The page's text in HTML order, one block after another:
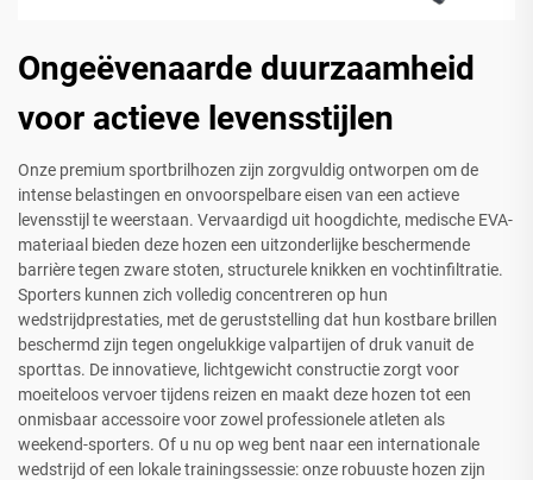
Ongeëvenaarde duurzaamheid
voor actieve levensstijlen
Onze premium sportbrilhozen zijn zorgvuldig ontworpen om de
intense belastingen en onvoorspelbare eisen van een actieve
levensstijl te weerstaan. Vervaardigd uit hoogdichte, medische EVA-
materiaal bieden deze hozen een uitzonderlijke beschermende
barrière tegen zware stoten, structurele knikken en vochtinfiltratie.
Sporters kunnen zich volledig concentreren op hun
wedstrijdprestaties, met de geruststelling dat hun kostbare brillen
beschermd zijn tegen ongelukkige valpartijen of druk vanuit de
sporttas. De innovatieve, lichtgewicht constructie zorgt voor
moeiteloos vervoer tijdens reizen en maakt deze hozen tot een
onmisbaar accessoire voor zowel professionele atleten als
weekend-sporters. Of u nu op weg bent naar een internationale
wedstrijd of een lokale trainingssessie: onze robuuste hozen zijn